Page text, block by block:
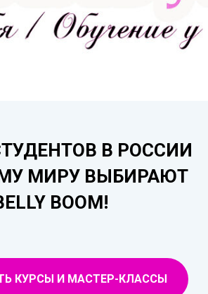
В РОССИИ
МИРУ ВЫБИРАЮТ
BOOM!
КУРСЫ И МАСТЕР-КЛАССЫ